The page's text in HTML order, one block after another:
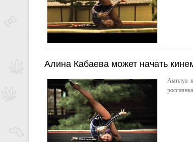
Алина Кабаева может начать
Амплуа